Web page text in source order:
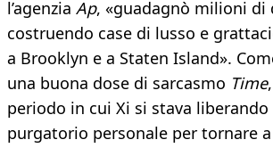
l’agenzia Ap, «guadagnò milioni di
costruendo case di lusso e
a Brooklyn e a Staten Island».
una buona dose di sarcasmo Time
periodo in cui Xi si stava liberando
purgatorio personale per tornare